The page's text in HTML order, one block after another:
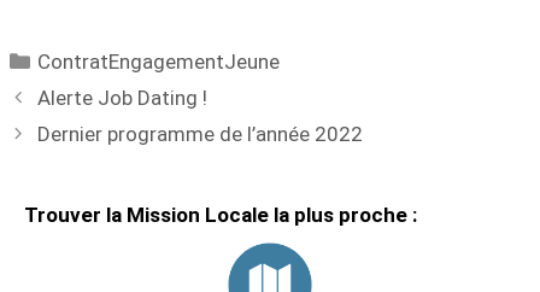
ContratEngagementJeune
Alerte Job Dating !
Dernier programme de l’année 2022
Trouver la Mission Locale la plus proche :